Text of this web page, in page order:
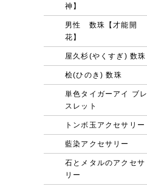
神】
男性 数珠【才能開
花】
屋久杉(やくすぎ) 数珠
桧(ひのき) 数珠
単色タイガーアイ ブレ
スレット
トンボ玉アクセサリー
藍染アクセサリー
石とメタルのアクセサ
リー